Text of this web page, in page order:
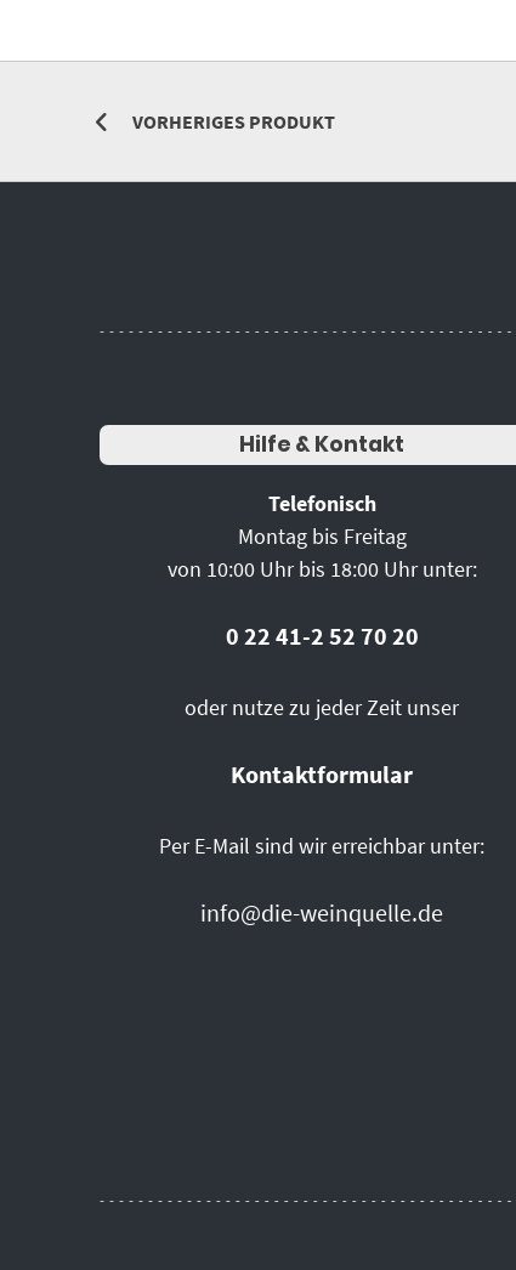
VORHERIGES PRODUKT
Hilfe & Kontakt
Telefonisch
Montag bis Freitag
von 10:00 Uhr bis 18:00 Uhr unter:
0 22 41-2 52 70 20
oder nutze zu jeder Zeit unser
Kontaktformular
Per E-Mail sind wir erreichbar unter:
info@die-weinquelle.de